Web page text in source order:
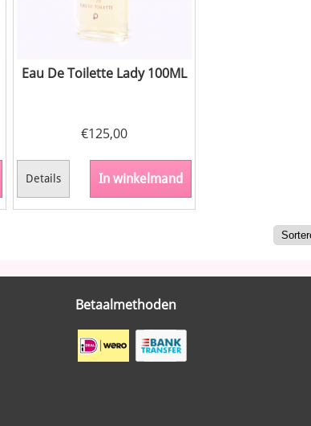
Eau De Toilette Lady 100ML
€125,00
Details In winkelmand
Betaalmethoden